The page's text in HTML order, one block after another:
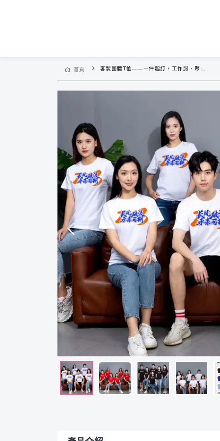
首頁 客製團體T恤——一件起訂，工作服、聚會服裝、團建服、班服、親子裝、私人訂製